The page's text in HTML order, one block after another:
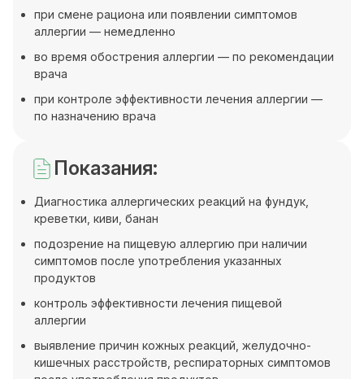
при смене рациона или появлении симптомов
аллергии — немедленно
во время обострения аллергии — по рекомендации
врача
при контроле эффективности лечения аллергии —
по назначению врача
Показания:
Диагностика аллергических реакций на фундук,
креветки, киви, банан
подозрение на пищевую аллергию при наличии
симптомов после употребления указанных
продуктов
контроль эффективности лечения пищевой
аллергии
выявление причин кожных реакций, желудочно-
кишечных расстройств, респираторных симптомов